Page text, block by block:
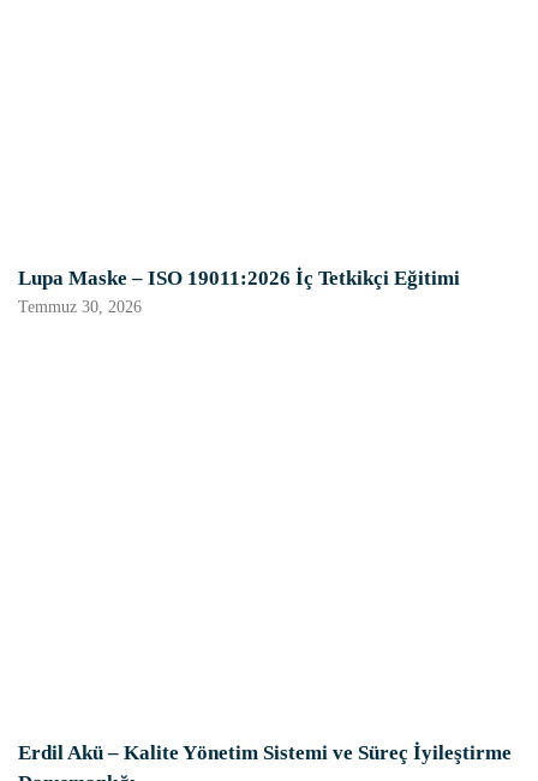
Lupa Maske – ISO 19011:2026 İç Tetkikçi Eğitimi
Temmuz 30, 2026
Erdil Akü – Kalite Yönetim Sistemi ve Süreç İyileştirme